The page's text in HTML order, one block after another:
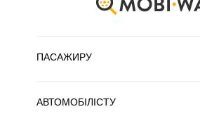
ПАСАЖИРУ
АВТОМОБІЛІСТУ